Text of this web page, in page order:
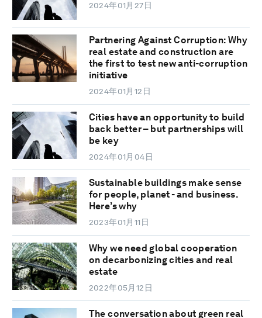
2024年01月27日
Partnering Against Corruption: Why
real estate and construction are
the first to test new anti-corruption
initiative
2024年01月12日
Cities have an opportunity to build
back better – but partnerships will
be key
2024年01月04日
Sustainable buildings make sense
for people, planet - and business.
Here’s why
2023年01月11日
Why we need global cooperation
on decarbonizing cities and real
estate
2022年05月12日
The conversation about green real